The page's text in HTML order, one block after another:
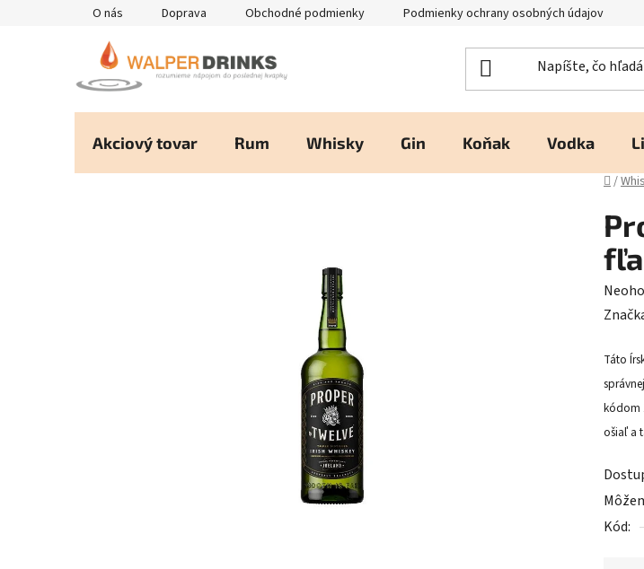
O nás Doprava Obchodné podmienky Podmienky ochrany osobných údajov
Akciový tovar Rum Whisky Gin Koňak Vodka
/
je
0,0
z
5
Táto
kódom
ošiaľ a
Kód: